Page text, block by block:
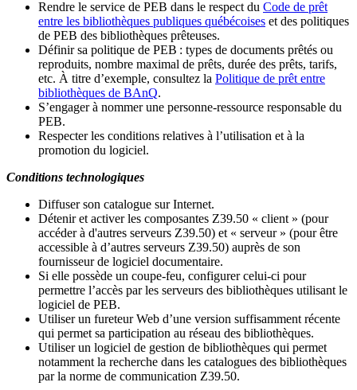
Rendre le service de PEB dans le respect du Code de prêt
entre les bibliothèques publiques québécoises et des politiques
de PEB des bibliothèques prêteuses.
Définir sa politique de PEB : types de documents prêtés ou
reproduits, nombre maximal de prêts, durée des prêts, tarifs,
etc. À titre d’exemple, consultez la Politique de prêt entre
bibliothèques de BAnQ.
S’engager à nommer une personne-ressource responsable du
PEB.
Respecter les conditions relatives à l’utilisation et à la
promotion du logiciel.
Conditions technologiques
Diffuser son catalogue sur Internet.
Détenir et activer les composantes Z39.50 « client » (pour
accéder à d'autres serveurs Z39.50) et « serveur » (pour être
accessible à d’autres serveurs Z39.50) auprès de son
fournisseur de logiciel documentaire.
Si elle possède un coupe-feu, configurer celui-ci pour
permettre l’accès par les serveurs des bibliothèques utilisant le
logiciel de PEB.
Utiliser un fureteur Web d’une version suffisamment récente
qui permet sa participation au réseau des bibliothèques.
Utiliser un logiciel de gestion de bibliothèques qui permet
notamment la recherche dans les catalogues des bibliothèques
par la norme de communication Z39.50.